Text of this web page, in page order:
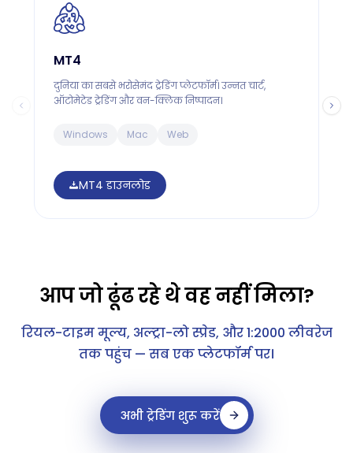
MT4
दुनिया का सबसे भरोसेमंद ट्रेडिंग प्लेटफॉर्म। उन्नत चार्ट,
ऑटोमेटेड ट्रेडिंग और वन-क्लिक निष्पादन।
Windows Mac Web
MT4 डाउनलोड
आप जो ढूंढ रहे थे वह नहीं मिला?
रियल-टाइम मूल्य, अल्ट्रा-लो स्प्रेड, और 1:2000 लीवरेज
तक पहुंच — सब एक प्लेटफॉर्म पर।
अभी ट्रेडिंग शुरू करें